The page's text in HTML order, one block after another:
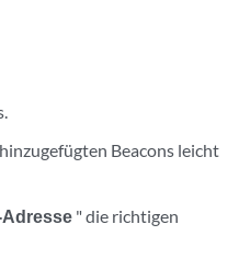
Beacons leicht
Adresse" die richtigen